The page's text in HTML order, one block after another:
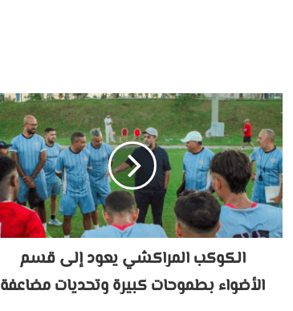
الكوكب المراكشي يعود إلى قسم
الأضواء بطموحات كبيرة وتحديات مضاعفة